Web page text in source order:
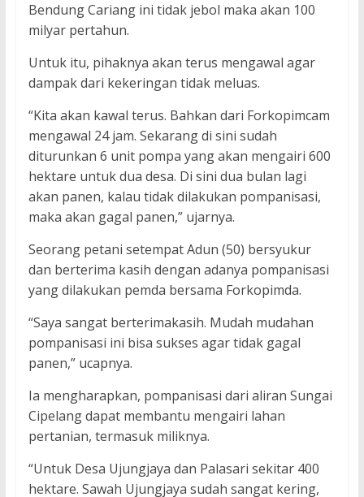
Bendung Cariang ini tidak jebol maka akan 100
milyar pertahun.
Untuk itu, pihaknya akan terus mengawal agar
dampak dari kekeringan tidak meluas.
“Kita akan kawal terus. Bahkan dari Forkopimcam
mengawal 24 jam. Sekarang di sini sudah
diturunkan 6 unit pompa yang akan mengairi 600
hektare untuk dua desa. Di sini dua bulan lagi
akan panen, kalau tidak dilakukan pompanisasi,
maka akan gagal panen,” ujarnya.
Seorang petani setempat Adun (50) bersyukur
dan berterima kasih dengan adanya pompanisasi
yang dilakukan pemda bersama Forkopimda.
“Saya sangat berterimakasih. Mudah mudahan
pompanisasi ini bisa sukses agar tidak gagal
panen,” ucapnya.
Ia mengharapkan, pompanisasi dari aliran Sungai
Cipelang dapat membantu mengairi lahan
pertanian, termasuk miliknya.
“Untuk Desa Ujungjaya dan Palasari sekitar 400
hektare. Sawah Ujungjaya sudah sangat kering,